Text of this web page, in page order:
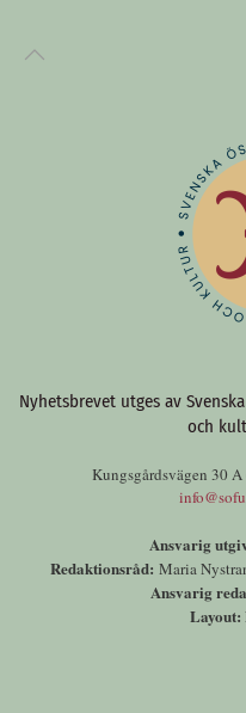
Nyhetsbrevet utges av
och
Kungsgårdsvägen 30
Ansvarig
Redaktionsråd: Maria
Ansvarig
Layout: